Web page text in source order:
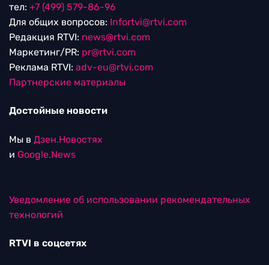
тел: +7 (499) 579-86-96
Для общих вопросов: Infortvi@rtvi.com
Редакция RTVI: news@rtvi.com
Маркетинг/PR: pr@rtvi.com
Реклама RTVI: adv-eu@rtvi.com
Партнерские материалы
Достойные новости
Мы в Дзен.Новостях
и Google.News
Уведомление об использовании рекомендательных
технологий
RTVI в соцсетях